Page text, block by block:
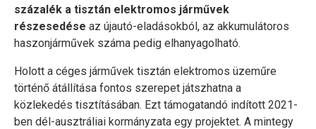
százalék a tisztán elektromos járművek
részesedése az újautó-eladásokból, az akkumulátoros
haszonjárművek száma pedig elhanyagolható.
Holott a céges járművek tisztán elektromos üzeműre
történő átállítása fontos szerepet játszhatna a
közlekedés tisztításában. Ezt támogatandó indított 2021-
ben dél-ausztráliai kormányzata egy projektet. A mintegy